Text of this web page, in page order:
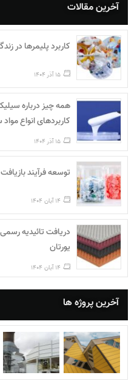
آخرین مقالات
کاربرد پلیمرها در
15 آذر 1404
همه چیز درباره
کاربردهای انواع
15 آذر 1404
توسعه فرآیند
14 آبان 1404
دریافت تائیدیه
یورتان
14 آبان 1404
آخرین پروژه ها